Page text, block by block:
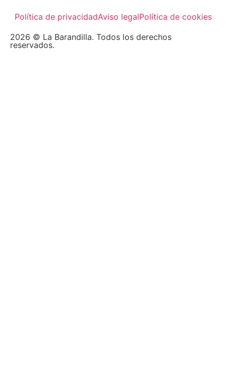
2026 © La Barandilla. Todos los derechos
reservados.
Política de privacidadAviso legalPolítica de cookies